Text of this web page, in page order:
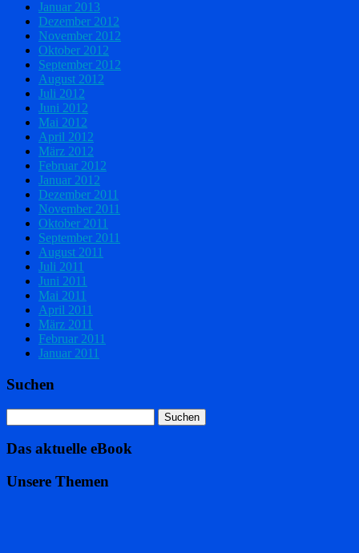
Januar 2013
Dezember 2012
November 2012
Oktober 2012
September 2012
August 2012
Juli 2012
Juni 2012
Mai 2012
April 2012
März 2012
Februar 2012
Januar 2012
Dezember 2011
November 2011
Oktober 2011
September 2011
August 2011
Juli 2011
Juni 2011
Mai 2011
April 2011
März 2011
Februar 2011
Januar 2011
Suchen
Das aktuelle eBook
Unsere Themen